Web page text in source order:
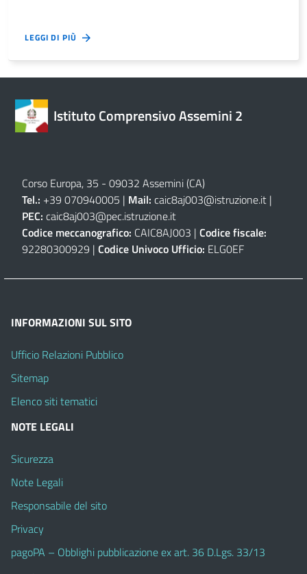
LEGGI DI PIÙ
Istituto Comprensivo Assemini 2
Corso Europa, 35 - 09032 Assemini (CA)
Tel.: +39 070940005 | Mail: caic8aj003@istruzione.it |
PEC: caic8aj003@pec.istruzione.it
Codice meccanografico: CAIC8AJ003 | Codice fiscale:
92280300929 | Codice Univoco Ufficio: ELG0EF
INFORMAZIONI SUL SITO
Ufficio Relazioni Pubblico
Sitemap
Elenco siti tematici
NOTE LEGALI
Sicurezza
Note Legali
Responsabile del sito
Privacy
pagoPA – Obblighi pubblicazione ex art. 36 D.Lgs. 33/13